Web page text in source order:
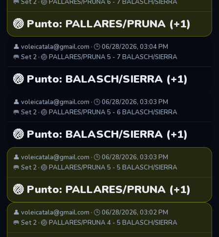
🥅 Set 2 · 🏐 PALLARES/PRUNA 6 - 7 BALASCH/SIERRA
🏐 Punto: PALLARES/PRUNA (+1)
👤 voleicatala@gmail.com · 🕒 06/28/2026, 03:04 PM
🥅 Set 2 · 🏐 PALLARES/PRUNA 5 - 7 BALASCH/SIERRA
🏐 Punto: BALASCH/SIERRA (+1)
👤 voleicatala@gmail.com · 🕒 06/28/2026, 03:03 PM
🥅 Set 2 · 🏐 PALLARES/PRUNA 5 - 6 BALASCH/SIERRA
🏐 Punto: BALASCH/SIERRA (+1)
👤 voleicatala@gmail.com · 🕒 06/28/2026, 03:03 PM
🥅 Set 2 · 🏐 PALLARES/PRUNA 5 - 5 BALASCH/SIERRA
🏐 Punto: PALLARES/PRUNA (+1)
👤 voleicatala@gmail.com · 🕒 06/28/2026, 03:02 PM
🥅 Set 2 · 🏐 PALLARES/PRUNA 4 - 5 BALASCH/SIERRA